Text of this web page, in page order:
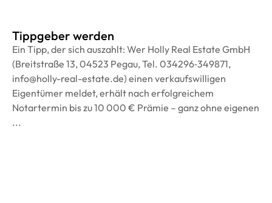
Tippgeber werden
Ein Tipp, der sich auszahlt: Wer Holly Real Estate GmbH
(Breitstraße 13, 04523 Pegau, Tel. 034296‑349871,
info@holly-real-estate.de) einen verkaufswilligen
Eigentümer meldet, erhält nach erfolgreichem
Notartermin bis zu 10 000 € Prämie – ganz ohne eigenen
...